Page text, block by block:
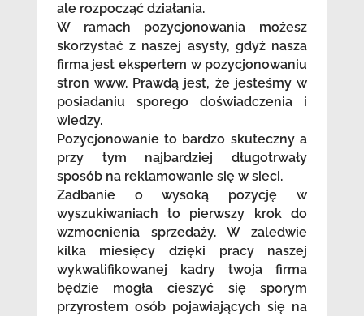
ale rozpocząć działania.
W ramach pozycjonowania możesz
skorzystać z naszej asysty, gdyż nasza
firma jest ekspertem w pozycjonowaniu
stron www. Prawdą jest, że jesteśmy w
posiadaniu sporego doświadczenia i
wiedzy.
Pozycjonowanie to bardzo skuteczny a
przy tym najbardziej długotrwały
sposób na reklamowanie się w sieci.
Zadbanie o wysoką pozycję w
wyszukiwaniach to pierwszy krok do
wzmocnienia sprzedaży. W zaledwie
kilka miesięcy dzięki pracy naszej
wykwalifikowanej kadry twoja firma
będzie mogła cieszyć się sporym
przyrostem osób pojawiających się na